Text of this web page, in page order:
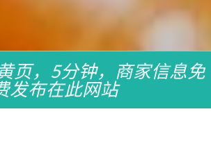
页，5分钟，商家信息免
发布在此网站